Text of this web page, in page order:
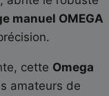
manuel OMEGA
cette Omega
amateurs de